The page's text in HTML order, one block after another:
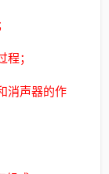
；
消声器的作